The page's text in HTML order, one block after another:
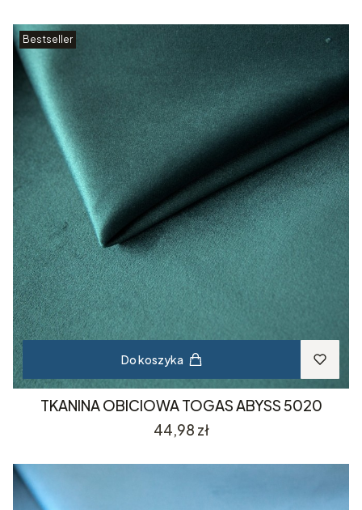
Bestseller
Do koszyka
TKANINA OBICIOWA TOGAS ABYSS 5020
Cena
44,98 zł